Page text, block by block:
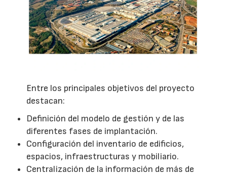
Entre los principales objetivos del proyecto
destacan:
Definición del modelo de gestión y de las
diferentes fases de implantación.
Configuración del inventario de edificios,
espacios, infraestructuras y mobiliario.
Centralización de la información de más de